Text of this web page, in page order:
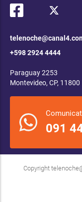
+598 2924 4444
Paraguay 2253
Montevideo, CP, 11800
091
Copyright